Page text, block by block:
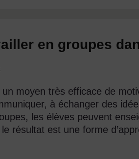
en groupes
moyen très efficace de
à échanger des
les élèves peuvent
résultat est une forme